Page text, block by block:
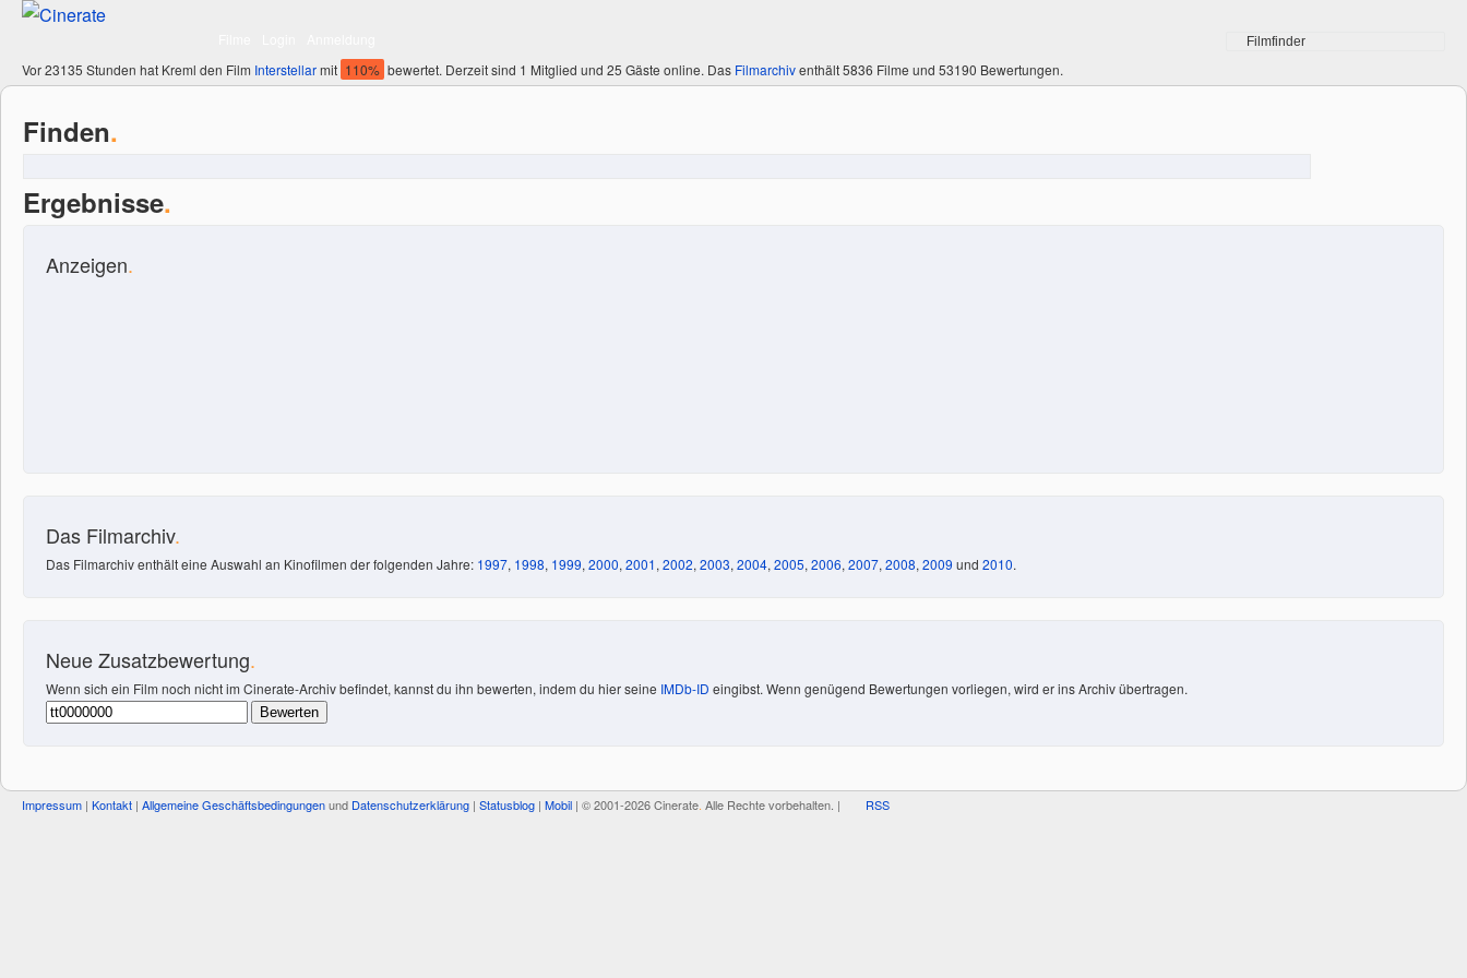
Vor 23135 Stunden hat Kreml den Film Interstellarmit 110% bewertet. Derzeit sind 1 Mitglied und 25 Gäste online. Das Filmarchiventhält 5836 Filme und 53190 Bewertungen.
Finden.
Ergebnisse.
Anzeigen.
Das Filmarchiv.
Das Filmarchiv enthält eine Auswahl an Kinofilmen der folgenden Jahre: 1997, 1998, 1999, 2000, 2001, 2002, 2003, 2004, 2005, 2006, 2007, 2008, 2009 und 2010.
Neue Zusatzbewertung.
Wenn sich ein Film noch nicht im Cinerate-Archiv befindet, kannst du ihn bewerten, indem du hier seine IMDb-ID eingibst. Wenn genügend Bewertungen vorliegen, wird er ins Archiv übertragen.
Impressum | Kontakt | Allgemeine Geschäftsbedingungenund Datenschutzerklärung | Statusblog | Mobil | © 2001-2026 Cinerate. Alle Rechte vorbehalten. | RSS